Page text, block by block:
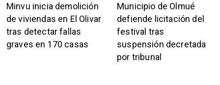
Minvu inicia demolición
de viviendas en El Olivar
tras detectar fallas
graves en 170 casas
Municipio de Olmué
defiende licitación del
festival tras
suspensión decretada
por tribunal